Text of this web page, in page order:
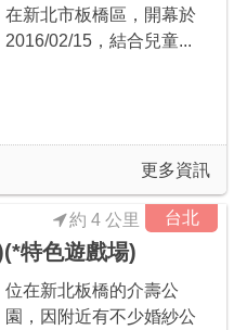
在新北市板橋區，開幕於
2016/02/15，結合兒童...
更多資訊
台北
約 4 公里
特色遊戲場)
位在新北板橋的介壽公
園，因附近有不少婚紗公